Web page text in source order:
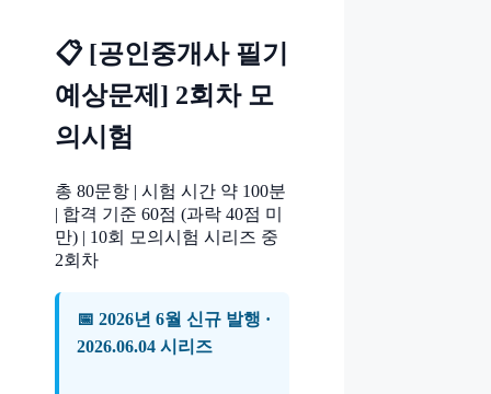
📋 [공인중개사 필기
예상문제] 2회차 모
의시험
총 80문항 | 시험 시간 약 100분
| 합격 기준 60점 (과락 40점 미
만) | 10회 모의시험 시리즈 중
2회차
📅 2026년 6월 신규 발행 ·
2026.06.04 시리즈